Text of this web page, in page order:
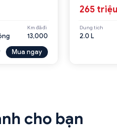
Km đã đi
13,000
Mua ngay
265 triệu
Dung tích
2.0 L
cho bạn